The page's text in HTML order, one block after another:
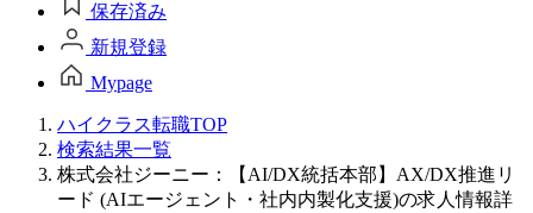
保存済み
新規登録
Mypage
ハイクラス転職TOP
検索結果一覧
株式会社ジーニー：【AI/DX統括本部】AX/DX推進リ
ード (AIエージェント・社内内製化支援)の求人情報詳